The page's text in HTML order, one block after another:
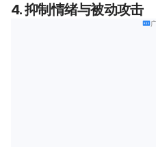
4. 抑制情绪与被动攻击